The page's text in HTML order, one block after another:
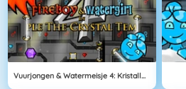
Vuurjongen & Watermeisje 4: Kristallen Tempel